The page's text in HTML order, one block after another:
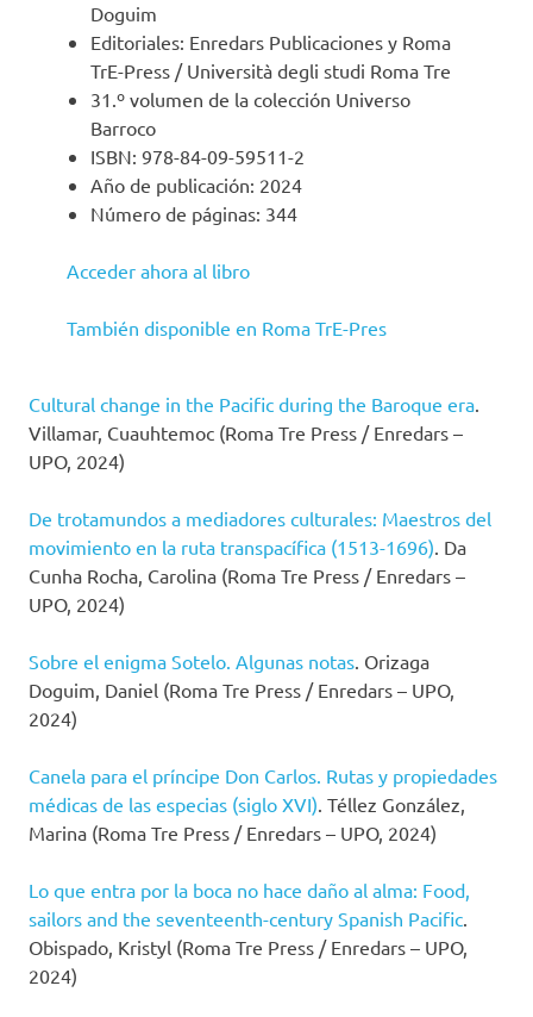
Doguim
Editoriales: Enredars Publicaciones y Roma
TrE-Press / Università degli studi Roma Tre
31.º volumen de la colección Universo
Barroco
ISBN: 978-84-09-59511-2
Año de publicación: 2024
Número de páginas: 344
Acceder ahora al libro
También disponible en Roma TrE-Pres
Cultural change in the Pacific during the Baroque era
Villamar, Cuauhtemoc (Roma Tre Press / Enredars –
UPO, 2024)
De trotamundos a mediadores culturales: Maestros del
movimiento en la ruta transpacífica (1513-1696) . Da
Cunha Rocha, Carolina (Roma Tre Press / Enredars –
UPO, 2024)
Sobre el enigma Sotelo. Algunas notas . Orizaga
Doguim, Daniel (Roma Tre Press / Enredars – UPO,
2024)
Canela para el príncipe Don Carlos. Rutas y propiedades
médicas de las especias (siglo XVI) . Téllez González,
Marina (Roma Tre Press / Enredars – UPO, 2024)
Lo que entra por la boca no hace daño al alma: Food,
sailors and the seventeenth-century Spanish Pacific
Obispado, Kristyl (Roma Tre Press / Enredars – UPO,
2024)